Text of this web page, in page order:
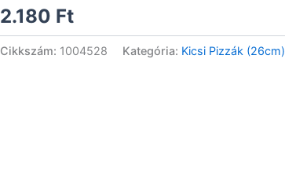
2.180 Ft
Cikkszám: 1004528 Kategória: Kicsi Pizzák (26cm)